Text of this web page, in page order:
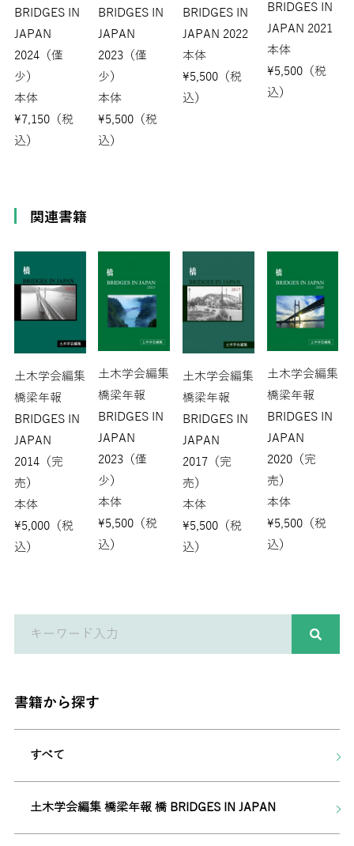
BRIDGES IN
JAPAN
2024（僅
少）
本体
¥7,150（税
込）
BRIDGES IN
JAPAN
2023（僅
少）
本体
¥5,500 （税
込）
BRIDGES IN
JAPAN 2022
本体
¥5,500（税
込）
BRIDGES IN
JAPAN 2021
本体
¥5,500（税
込）
関連書籍
土木学会編集
橋梁年報
BRIDGES IN
JAPAN
2014（完
売）
本体
¥5,000（税
込）
土木学会編集
橋梁年報
BRIDGES IN
JAPAN
2023（僅
少）
本体
¥5,500 （税
込）
土木学会編集
橋梁年報
BRIDGES IN
JAPAN
2017（完
売）
本体
¥5,500（税
込）
土木学会編集
橋梁年報
BRIDGES IN
JAPAN
2020（完
売）
本体
¥5,500（税
込）
書籍から探す
すべて
土木学会編集 橋梁年報 橋 BRIDGES IN JAPAN